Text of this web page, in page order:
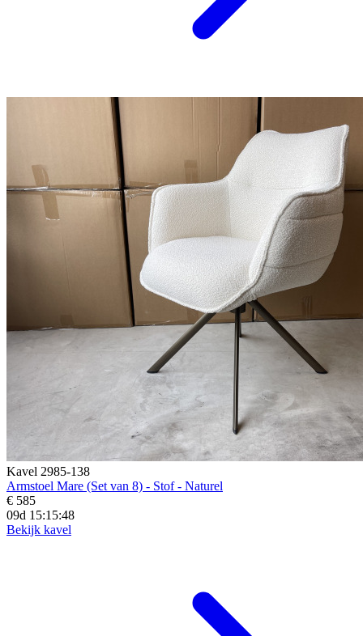
Kavel 2985-138
Armstoel Mare (Set van 8) - Stof - Naturel
€ 585
09d 15:15:46
Bekijk kavel